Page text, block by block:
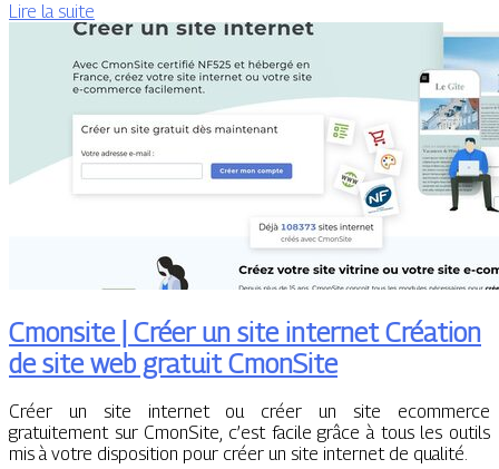
Lire la suite
Cmonsite | Créer un site internet Création
de site web gratuit CmonSite
Créer un site internet ou créer un site ecommerce
gratuitement sur CmonSite, c’est facile grâce à tous les outils
mis à votre disposition pour créer un site internet de qualité.